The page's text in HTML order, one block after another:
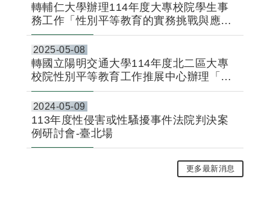
轉輔仁大學辦理114年度大專校院學生事
務工作「性別平等教育的實務挑戰與應對
策略」活動資訊1份。
2025-05-08
轉國立陽明交通大學114年度北二區大專
校院性別平等教育工作推展中心辦理「性
別平等教育推展與增能講座-從替代性創傷
談性平工作中的自我照顧」資訊
2024-05-09
113年度性侵害或性騷擾事件法院判決案
例研討會-臺北場
更多最新消息